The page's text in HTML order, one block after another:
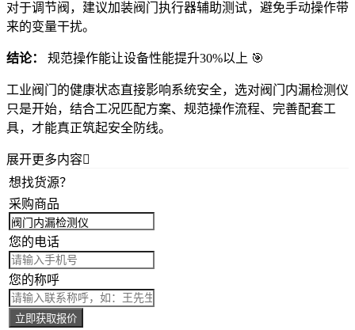
对于调节阀，建议加装阀门执行器辅助测试，避免手动操作带
来的变量干扰。
结论： 规范操作能让设备性能提升30%以上 🎯
工业阀门的健康状态直接影响系统安全，选对阀门内漏检测仪
只是开始，结合工况匹配方案、规范操作流程、完善配套工
具，才能真正筑起安全防线。
展开更多内容
想找货源？
采购商品
您的电话
您的称呼
立即获取报价